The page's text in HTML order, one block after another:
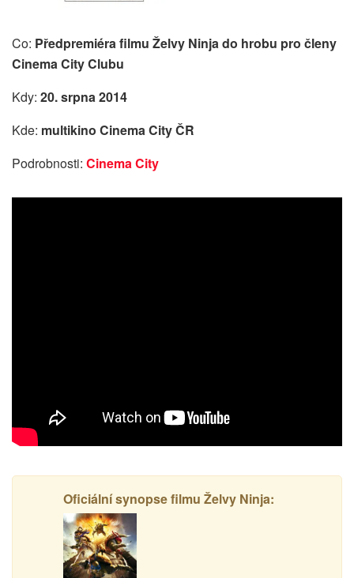
Co: Předpremiéra filmu Želvy Ninja do hrobu pro členy
Cinema City Clubu
Kdy: 20. srpna 2014
Kde: multikino Cinema City ČR
Podrobnosti: Cinema City
Oficiální synopse filmu Želvy Ninja: